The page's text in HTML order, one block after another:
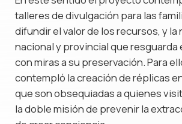
talleres de divulgación para las
difundir el valor de los recursos, y la
nacional y provincial que resguarda
con miras a su preservación. Para
contempló la creación de réplicas
que son obsequiadas a quienes
la doble misión de prevenir la